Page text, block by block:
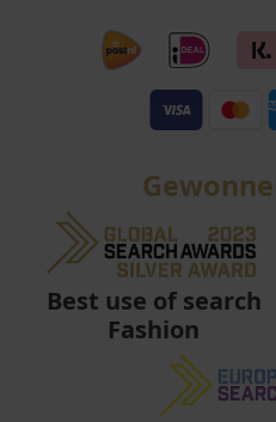
Best use of search
Fashion